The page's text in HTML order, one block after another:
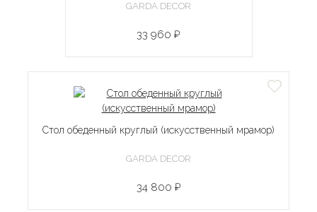
GARDA DECOR
33 960 ₽
Стол обеденный круглый (искусственный мрамор)
GARDA DECOR
34 800 ₽